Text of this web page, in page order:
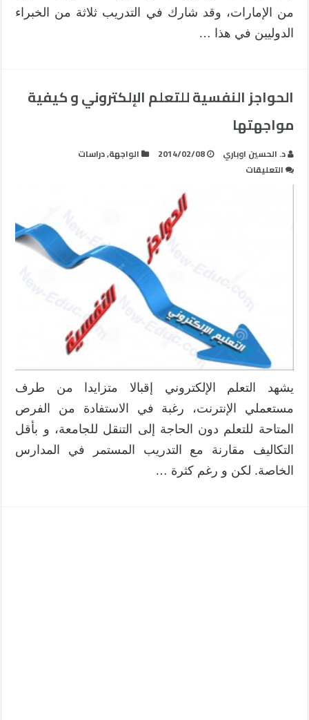
من الإمارات، وقد شارك في التدريب ثلاثة من الخبراء
الدوليين في هذا …
الحواجز النفسية للتعلم الإلكتروني و كيفية
مواجهتها
د. الحسين اوباري 2014/02/08 الواجهة,دراسات
التعليقات
يشهد التعلم الإلكتروني إقبالا متزايدا من طرف
مستعملي الإنترنت، رغبة في الاستفادة من الفرص
المتاحة للتعلم دون الحاجة إلى التنقل للجامعة، و بأقل
التكاليف مقارنة مع التدريب المستمر في المدارس
الخاصة. لكن و رغم كثرة …